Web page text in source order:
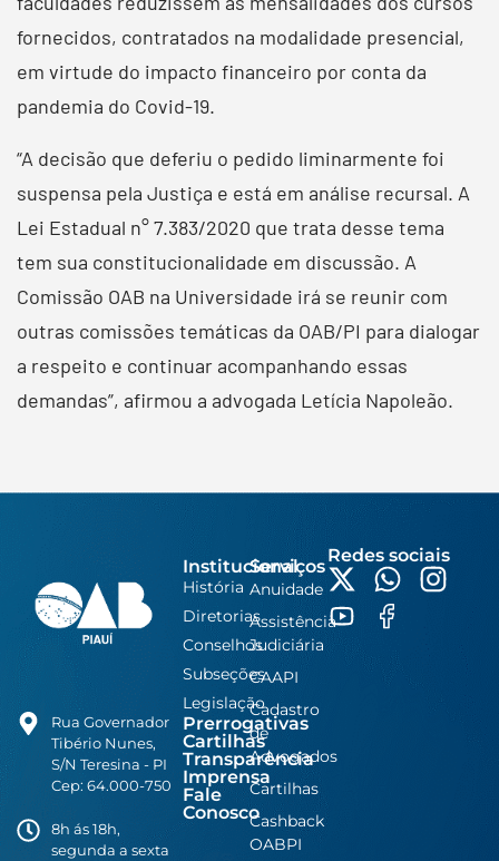
fornecidos, contratados na modalidade presencial,
em virtude do impacto financeiro por conta da
pandemia do Covid-19.
“A decisão que deferiu o pedido liminarmente foi
suspensa pela Justiça e está em análise recursal. A
Lei Estadual n° 7.383/2020 que trata desse tema
tem sua constitucionalidade em discussão. A
Comissão OAB na Universidade irá se reunir com
outras comissões temáticas da OAB/PI para dialogar
a respeito e continuar acompanhando essas
demandas”, afirmou a advogada Letícia Napoleão.
Rua Governador
Tibério Nunes,
S/N Teresina - PI
Cep: 64.000-750
8h ás 18h,
segunda a sexta
Institucional
História
Diretorias
Conselhos
Subseções
Legislação
Prerrogativas
Cartilhas
Transparência
Imprensa
Fale
Conosco
Serviços
Anuidade
Assistência
Judiciária
CAAPI
Cadastro
de
Advogados
Cartilhas
Cashback
OABPI
Redes sociais